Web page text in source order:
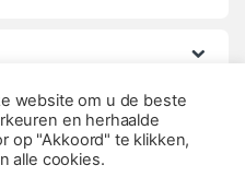
website om u de beste
en herhaalde
op "Akkoord" te klikken,
alle cookies.